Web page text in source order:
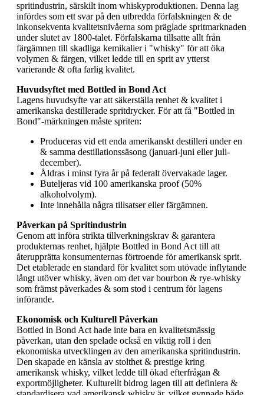
spritindustrin, särskilt inom whiskyproduktionen. Denna lag
infördes som ett svar på den utbredda förfalskningen & de
inkonsekventa kvalitetsnivåerna som präglade spritmarknaden
under slutet av 1800-talet. Förfalskarna tillsatte allt från
färgämnen till skadliga kemikalier i "whisky" för att öka
volymen & färgen, vilket ledde till en sprit av ytterst
varierande & ofta farlig kvalitet.
Huvudsyftet med Bottled in Bond Act
Lagens huvudsyfte var att säkerställa renhet & kvalitet i
amerikanska destillerade spritdrycker. För att få "Bottled in
Bond"-märkningen måste spriten:
Produceras vid ett enda amerikanskt destilleri under en
& samma destillationssäsong (januari-juni eller juli-
december).
Åldras i minst fyra år på federalt övervakade lager.
Buteljeras vid 100 amerikanska proof (50%
alkoholvolym).
Inte innehålla några tillsatser eller färgämnen.
Påverkan på Spritindustrin
Genom att införa strikta tillverkningskrav & garantera
produkternas renhet, hjälpte Bottled in Bond Act till att
återupprätta konsumenternas förtroende för amerikansk sprit.
Det etablerade en standard för kvalitet som utövade inflytande
långt utöver whisky, även om det var bourbon & rye-whisky
som främst påverkades & som stod i centrum för lagens
införande.
Ekonomisk och Kulturell Påverkan
Bottled in Bond Act hade inte bara en kvalitetsmässig
påverkan, utan den spelade också en viktig roll i den
ekonomiska utvecklingen av den amerikanska spritindustrin.
Den skapade en känsla av stolthet & prestige kring
amerikansk whisky, vilket ledde till ökad efterfrågan &
exportmöjligheter. Kulturellt bidrog lagen till att definiera &